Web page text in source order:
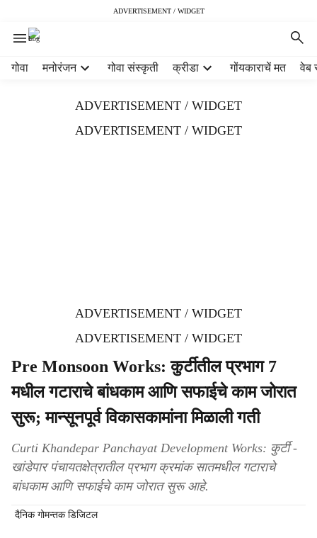
ADVERTISEMENT / WIDGET
गोवा मनोरंजन गोवा संस्कृती क्रीडा गोंयकाराचें मत वेब
ADVERTISEMENT / WIDGET
ADVERTISEMENT / WIDGET
ADVERTISEMENT / WIDGET
ADVERTISEMENT / WIDGET
Pre Monsoon Works: कुर्टीतील प्रभाग 7
मधील गटाराचे बांधकाम आणि सफाईचे काम जोरात
सुरू; मान्सूनपूर्व विकासकामांना मिळाली गती
Curti Khandepar Panchayat Development Works: कुर्टी -
खांडेपार पंचायतक्षेत्रातील प्रभाग क्रमांक सातमधील गटाराचे
बांधकाम आणि सफाईचे काम जोरात सुरू आहे.
दैनिक गोमन्तक डिजिटल